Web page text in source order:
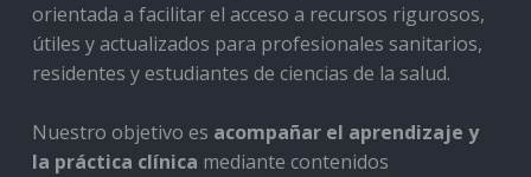
orientada a facilitar el acceso a recursos rigurosos,
útiles y actualizados para profesionales sanitarios,
residentes y estudiantes de ciencias de la salud.
Nuestro objetivo es acompañar el aprendizaje y
la práctica clínica mediante contenidos